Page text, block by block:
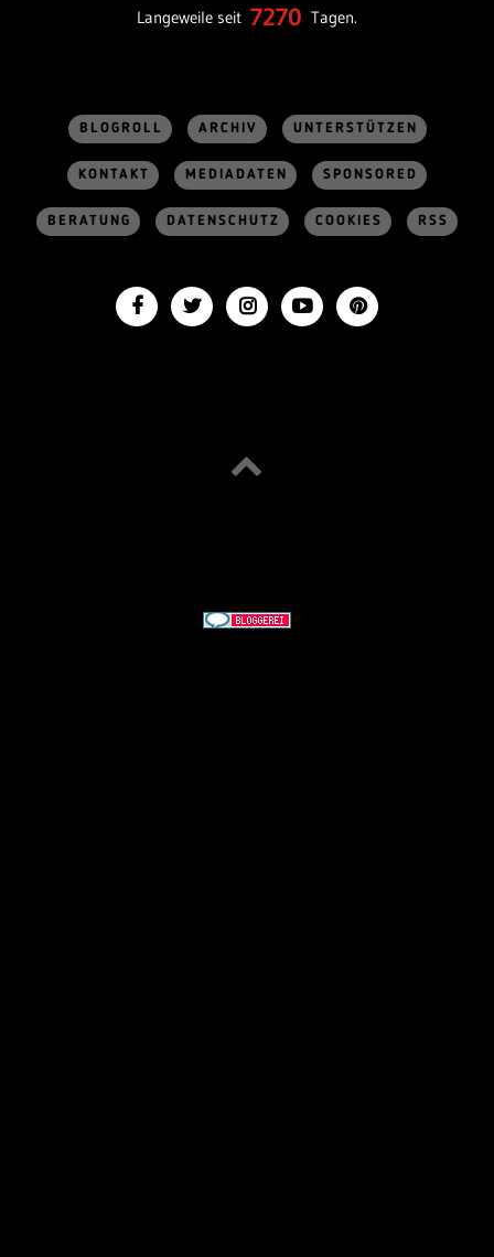
Langeweile seit 7270 Tagen.
BLOGROLL ARCHIV UNTERSTÜTZEN
KONTAKT MEDIADATEN SPONSORED
BERATUNG DATENSCHUTZ COOKIES RSS